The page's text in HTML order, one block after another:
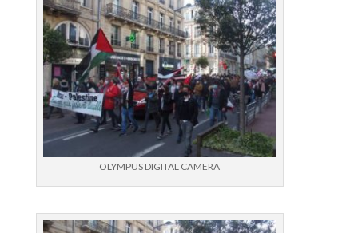
OLYMPUS DIGITAL CAMERA